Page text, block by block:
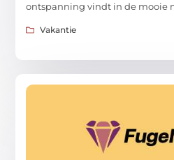
ontspanning vindt in de mooie
Vakantie